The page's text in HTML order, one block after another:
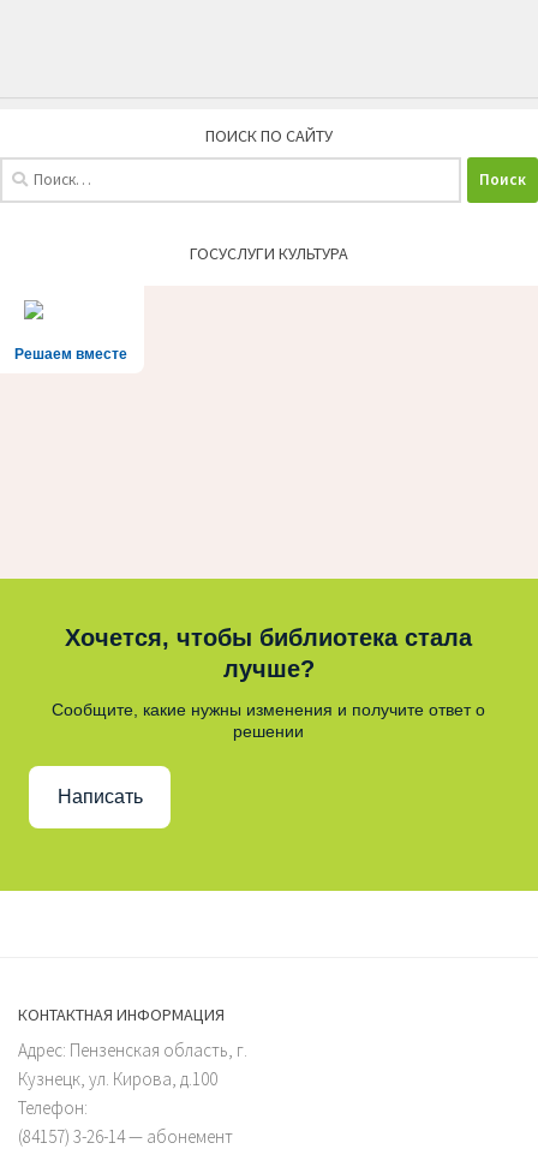
ПОИСК ПО САЙТУ
ГОСУСЛУГИ КУЛЬТУРА
Решаем вместе
Хочется, чтобы библиотека стала
лучше?
Сообщите, какие нужны изменения и получите ответ о
решении
Написать
КОНТАКТНАЯ ИНФОРМАЦИЯ
Адрес: Пензенская область, г.
Кузнецк, ул. Кирова, д.100
Телефон:
(84157) 3-26-14 — абонемент